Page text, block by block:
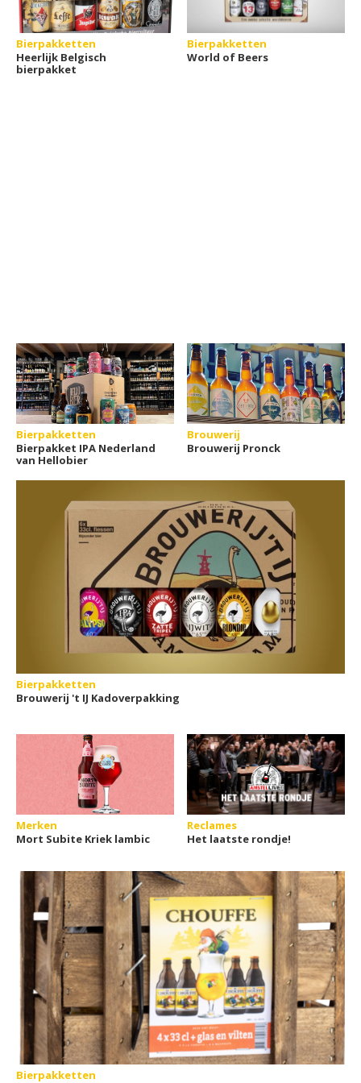
Bierpakketten
Heerlijk Belgisch
bierpakket
Bierpakketten
World of Beers
Bierpakketten
Bierpakket IPA Nederland
van Hellobier
Brouwerij
Brouwerij Pronck
Bierpakketten
Brouwerij 't IJ Kadoverpakking
Merken
Mort Subite Kriek lambic
Reclames
Het laatste rondje!
Bierpakketten